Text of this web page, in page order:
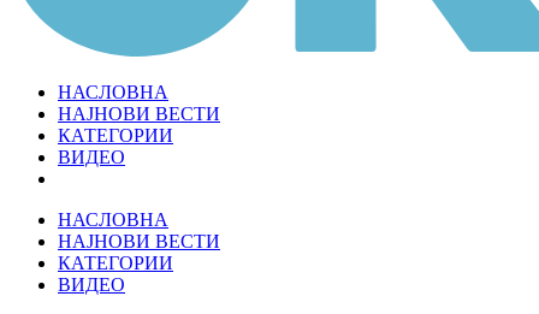
НАСЛОВНА
НАЈНОВИ ВЕСТИ
КАТЕГОРИИ
ВИДЕО
НАСЛОВНА
НАЈНОВИ ВЕСТИ
КАТЕГОРИИ
ВИДЕО